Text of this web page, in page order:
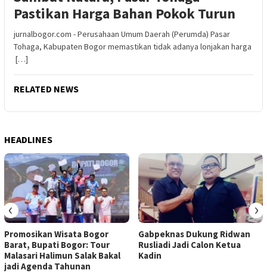
Pastikan Harga Bahan Pokok Turun
jurnalbogor.com - Perusahaan Umum Daerah (Perumda) Pasar
Tohaga, Kabupaten Bogor memastikan tidak adanya lonjakan harga
[…]
RELATED NEWS
HEADLINES
Promosikan Wisata Bogor
Barat, Bupati Bogor: Tour
Malasari Halimun Salak Bakal
jadi Agenda Tahunan
Gabpeknas Dukung Ridwan
Rusliadi Jadi Calon Ketua
Kadin
‹ ›